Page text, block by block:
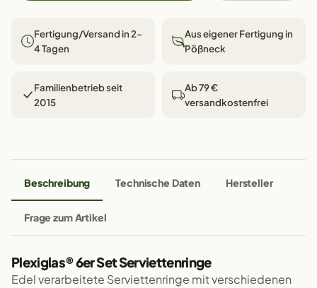
Fertigung/Versand in 2–
4 Tagen
Aus eigener Fertigung in
Pößneck
Familienbetrieb seit
2015
Ab 79 €
versandkostenfrei
Beschreibung Technische Daten Hersteller
Frage zum Artikel
Plexiglas® 6er Set Serviettenringe
Edel verarbeitete Serviettenringe mit verschiedenen